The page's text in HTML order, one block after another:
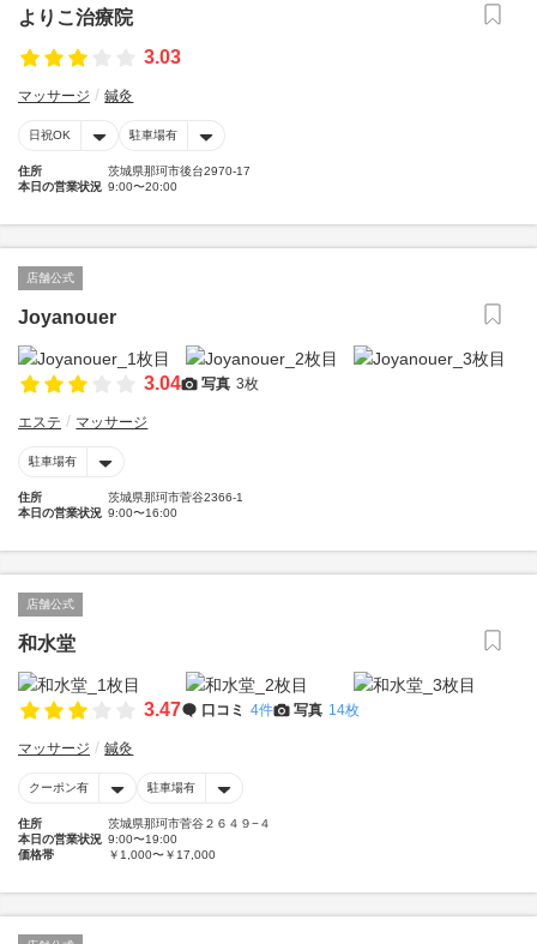
よりこ治療院
3.03
マッサージ 鍼灸
日祝OK 駐車場有
住所
茨城県那珂市後台2970-17
本日の営業状況 9:00〜20:00
店舗公式
Joyanouer
3.04 写真 3枚
エステ マッサージ
駐車場有
住所
茨城県那珂市菅谷2366-1
本日の営業状況 9:00〜16:00
店舗公式
和水堂
3.47 口コミ 4件 写真 14枚
マッサージ 鍼灸
クーポン有 駐車場有
住所
茨城県那珂市菅谷２６４９−４
本日の営業状況 9:00〜19:00
価格帯
￥1,000〜￥17,000